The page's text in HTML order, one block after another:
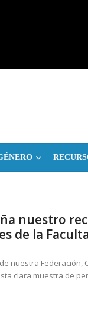
nuestro
de la
nuestra Federación,
clara muestra de